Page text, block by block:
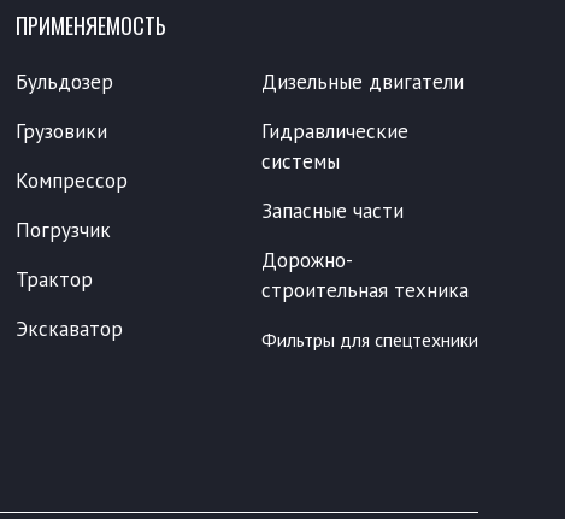
ПРИМЕНЯЕМОСТЬ
Бульдозер
Грузовики
Компрессор
Погрузчик
Трактор
Экскаватор
Дизельные двигатели
Гидравлические
системы
Запасные части
Дорожно-
строительная техника
Фильтры для спецтехники